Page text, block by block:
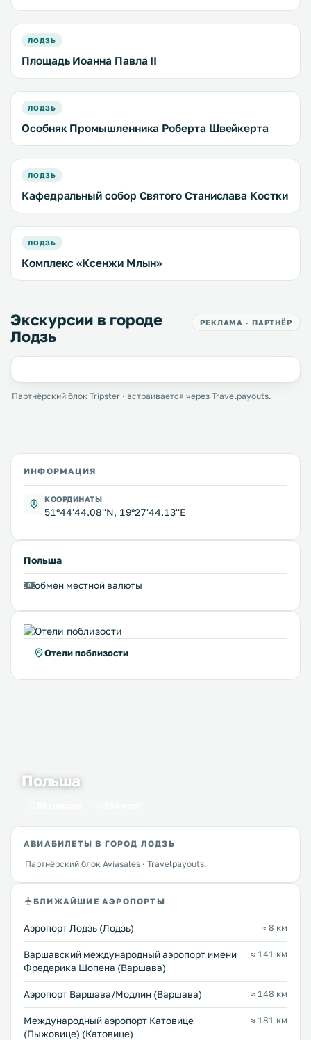
ЛОДЗЬ
Площадь Иоанна Павла II
ЛОДЗЬ
Особняк Промышленника Роберта Швейкерта
ЛОДЗЬ
Кафедральный собор Святого Станислава Костки
ЛОДЗЬ
Комплекс «Ксенжи Млын»
Экскурсии в городе
Лодзь
РЕКЛАМА · ПАРТНЁР
Партнёрский блок Tripster · встраивается через Travelpayouts.
ИНФОРМАЦИЯ
КООРДИНАТЫ
51°44'44.08''N, 19°27'44.13''E
Польша
обмен местной валюты
Отели поблизости
Польша
АВИАБИЛЕТЫ В ГОРОД ЛОДЗЬ
Партнёрский блок Aviasales · Travelpayouts.
БЛИЖАЙШИЕ АЭРОПОРТЫ
Аэропорт Лодзь (Лодзь) ≈ 8 км
Варшавский международный аэропорт имени
Фредерика Шопена (Варшава)
≈ 141 км
Аэропорт Варшава/Модлин (Варшава) ≈ 148 км
Международный аэропорт Катовице
(Пыжовице) (Катовице)
≈ 181 км